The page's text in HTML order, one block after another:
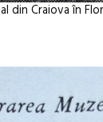
din Craiova în